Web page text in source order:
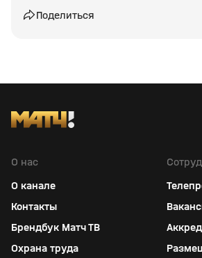
Поделиться
О нас
О канале
Контакты
Брендбук Матч ТВ
Охрана труда